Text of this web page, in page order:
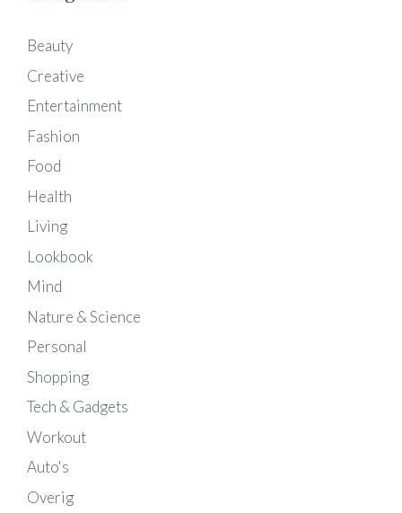
Beauty
Creative
Entertainment
Fashion
Food
Health
Living
Lookbook
Mind
Nature & Science
Personal
Shopping
Tech & Gadgets
Workout
Auto's
Overig